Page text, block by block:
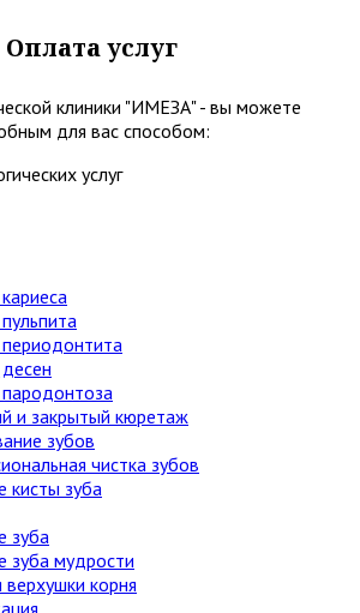
Оплата услуг
клиники "ИМЕЗА" - вы можете
для вас способом:
и закрытый кюретаж
зубов
чистка зубов
кисты зуба
зуба
зуба мудрости
верхушки корня